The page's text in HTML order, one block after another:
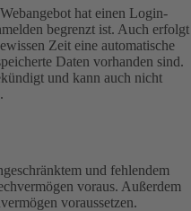
hat einen Login-
begrenzt ist. Auch erfolgt
Zeit eine automatische
Daten vorhanden sind.
und kann auch nicht
und fehlendem
voraus. Außerdem
voraussetzen.